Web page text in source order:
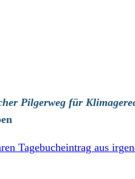
Pilgerweg für